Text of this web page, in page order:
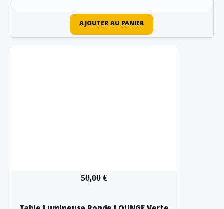
AJOUTER AU PANIER
50,00 €